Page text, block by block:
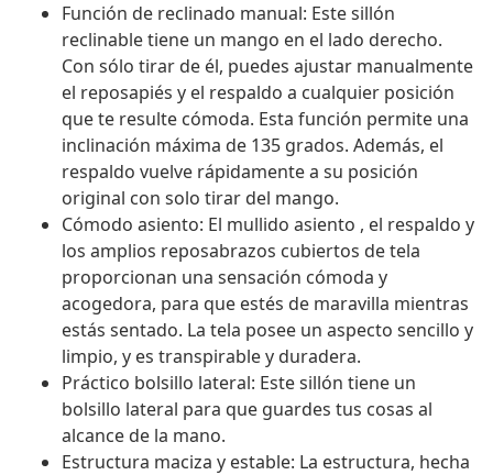
Función de reclinado manual: Este sillón
reclinable tiene un mango en el lado derecho.
Con sólo tirar de él, puedes ajustar manualmente
el reposapiés y el respaldo a cualquier posición
que te resulte cómoda. Esta función permite una
inclinación máxima de 135 grados. Además, el
respaldo vuelve rápidamente a su posición
original con solo tirar del mango.
Cómodo asiento: El mullido asiento , el respaldo y
los amplios reposabrazos cubiertos de tela
proporcionan una sensación cómoda y
acogedora, para que estés de maravilla mientras
estás sentado. La tela posee un aspecto sencillo y
limpio, y es transpirable y duradera.
Práctico bolsillo lateral: Este sillón tiene un
bolsillo lateral para que guardes tus cosas al
alcance de la mano.
Estructura maciza y estable: La estructura, hecha